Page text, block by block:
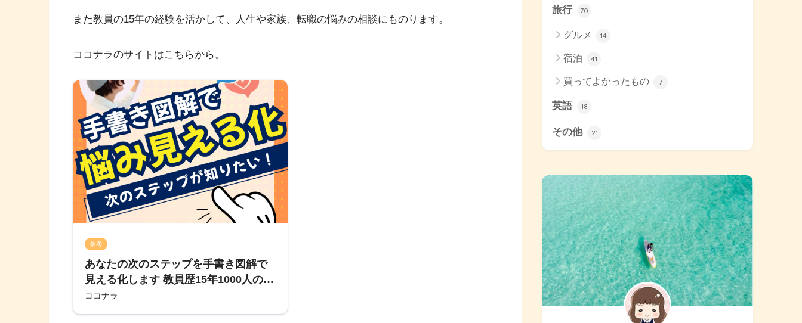
また教員の15年の経験を活かして、人生や家族、転職の悩みの相談にものります。
ココナラのサイトはこちらから。
参考
あなたの次のステップを手書き図解で
見える化します 教員歴15年1000人の悩
み対応の経験から次のステップを提示 |
ココナラ
旅行 70
グルメ 14
宿泊 41
買ってよかったもの 7
英語 18
その他 21